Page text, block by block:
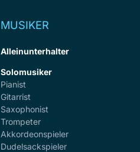
MUSIKER
Alleinunterhalter
Solomusiker
Pianist
Gitarrist
Saxophonist
Trompeter
Akkordeonspieler
Dudelsackspieler